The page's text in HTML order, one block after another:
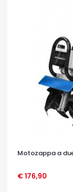
Motozappa a
€ 176,90
OCCHIATA VELOCE